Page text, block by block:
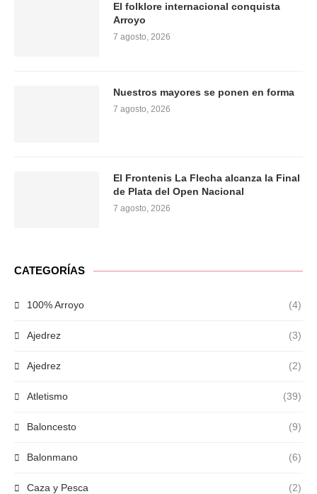
El folklore internacional conquista
Arroyo
7 agosto, 2026
Nuestros mayores se ponen en forma
7 agosto, 2026
El Frontenis La Flecha alcanza la Final
de Plata del Open Nacional
7 agosto, 2026
CATEGORÍAS
100% Arroyo (4)
Ajedrez (3)
Ajedrez (2)
Atletismo (39)
Baloncesto (9)
Balonmano (6)
Caza y Pesca (2)